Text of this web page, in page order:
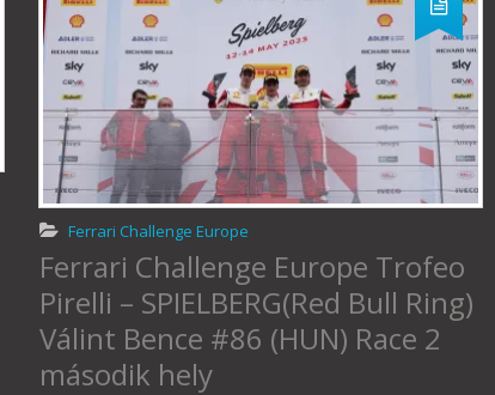
Ferrari Challenge Europe
Ferrari Challenge Europe Trofeo
Pirelli – SPIELBERG(Red Bull Ring)
Válint Bence #86 (HUN) Race 2
második hely